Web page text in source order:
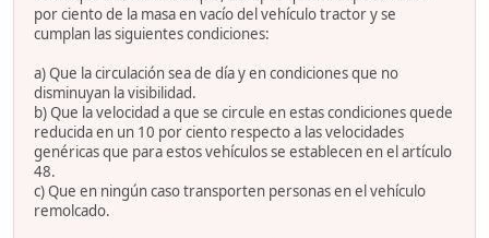
por ciento de la masa en vacío del vehículo tractor y se
cumplan las siguientes condiciones:
a) Que la circulación sea de día y en condiciones que no
disminuyan la visibilidad.
b) Que la velocidad a que se circule en estas condiciones quede
reducida en un 10 por ciento respecto a las velocidades
genéricas que para estos vehículos se establecen en el artículo
48.
c) Que en ningún caso transporten personas en el vehículo
remolcado.